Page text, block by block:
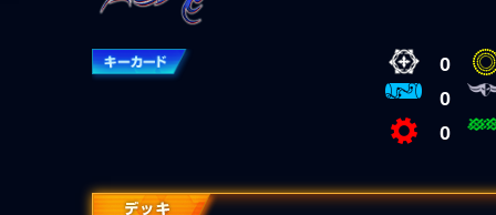
0
0
0